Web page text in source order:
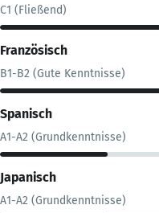
C1 (Fließend)
Französisch
B1-B2 (Gute Kenntnisse)
Spanisch
A1-A2 (Grundkenntnisse)
Japanisch
A1-A2 (Grundkenntnisse)